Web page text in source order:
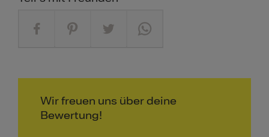
Wir freuen uns über deine
Bewertung!